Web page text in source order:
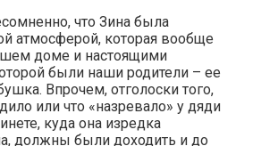
что Зина была
атмосферой, которая вообще
доме и настоящими
были наши родители – ее
Впрочем, отголоски того,
или что «назревало» у дяди
куда она изредка
должны были доходить и до